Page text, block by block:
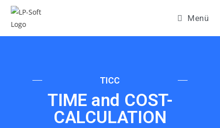
Menü
TICC
TIME and COST-
CALCULATION